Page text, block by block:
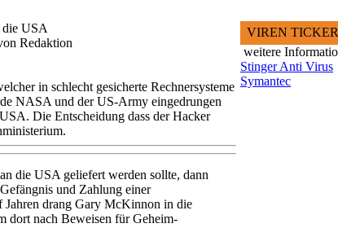
die USA
Redaktion
in schlecht gesicherte Rechnersysteme
NASA und der US-Army eingedrungen
Die Entscheidung dass der Hacker
die USA geliefert werden sollte, dann
und Zahlung einer
drang Gary McKinnon in die
dort nach Beweisen für Geheim-
VIREN TICKER
weitere
Stinger Anti Virus
Symantec